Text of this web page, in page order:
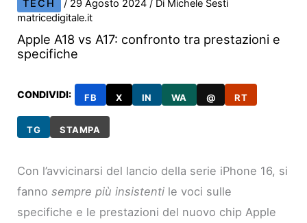
TECH / 29 Agosto 2024/ Di Michele Sesti
matricedigitale.it
Apple A18 vs A17: confronto tra prestazioni e
specifiche
CONDIVIDI: FB X IN WA @ RT
TG STAMPA
Con l’avvicinarsi del lancio della serie iPhone 16, si
fannosempre più insistenti le voci sulle
specifiche e le prestazioni del nuovo chip Apple